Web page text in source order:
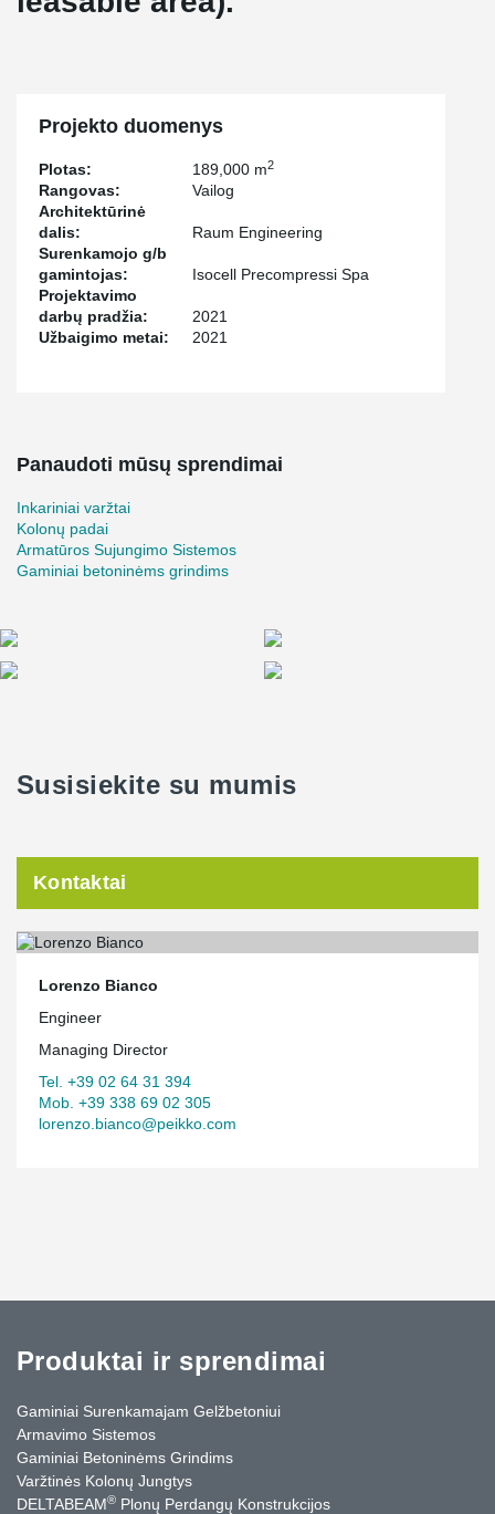
Projekto duomenys
Plotas: 189,000 m2
Rangovas:
Vailog
Architektūrinė
dalis:
Raum Engineering
Surenkamojo g/b
gamintojas:
Isocell Precompressi Spa
Projektavimo
darbų pradžia:
2021
Užbaigimo metai:
2021
Panaudoti mūsų sprendimai
Inkariniai varžtai
Kolonų padai
Armatūros Sujungimo Sistemos
Gaminiai betoninėms grindims
Susisiekite su mumis
Kontaktai
Lorenzo Bianco
Engineer
Managing Director
Tel. +39 02 64 31 394
Mob. +39 338 69 02 305
lorenzo.bianco@peikko.com
Produktai ir sprendimai
Gaminiai Surenkamajam Gelžbetoniui
Armavimo Sistemos
Gaminiai Betoninėms Grindims
Varžtinės Kolonų Jungtys
DELTABEAM® Plonų Perdangų Konstrukcijos